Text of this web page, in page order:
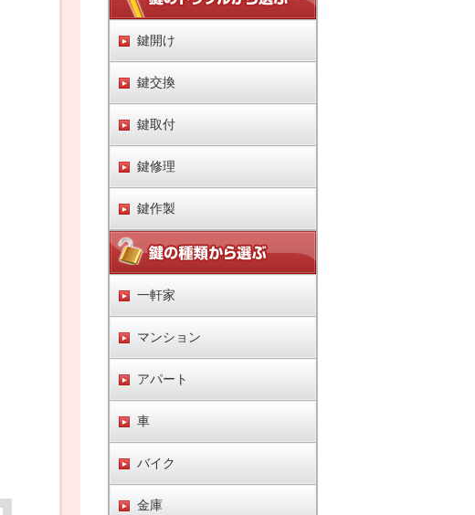
鍵開け
鍵交換
鍵取付
鍵修理
鍵作製
一軒家
マンション
アパート
車
バイク
金庫